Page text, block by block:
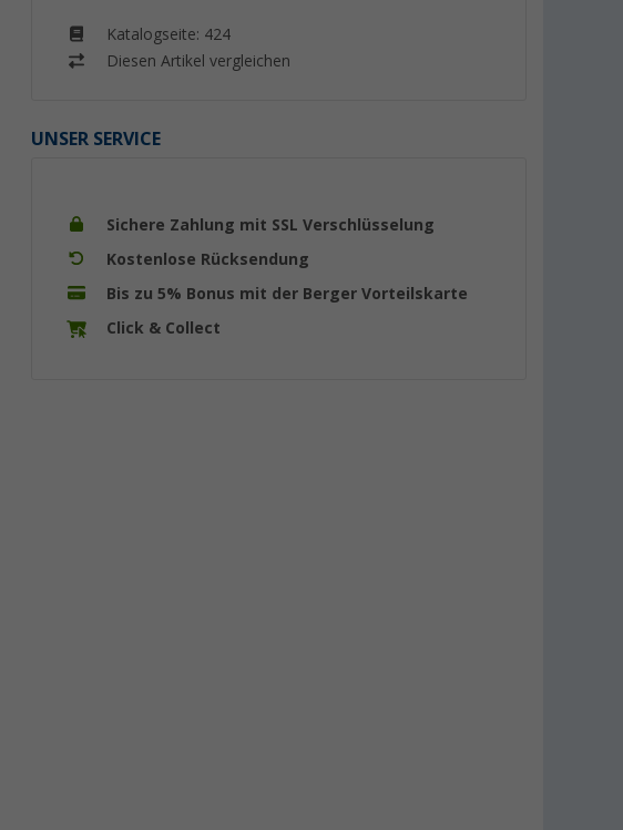
Katalogseite: 424
Diesen Artikel vergleichen
UNSER SERVICE
Sichere Zahlung mit SSL Verschlüsselung
Kostenlose Rücksendung
Bis zu 5% Bonus mit der Berger Vorteilskarte
Click & Collect
Berker Power Steckdose 12 V
Power Steckdose 12-24V mit